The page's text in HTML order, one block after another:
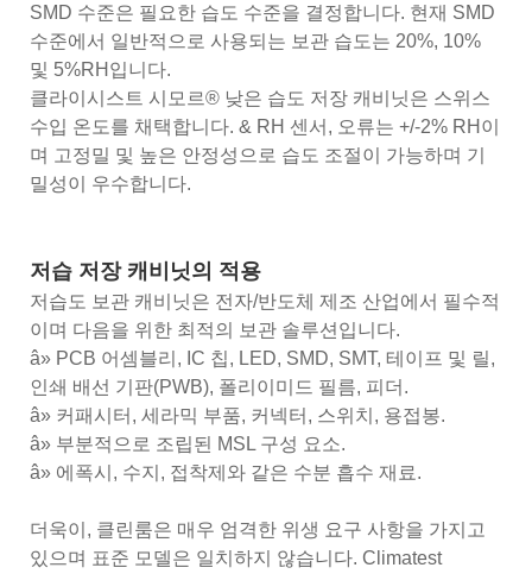
SMD 수준은 필요한 습도 수준을 결정합니다. 현재 SMD
수준에서 일반적으로 사용되는 보관 습도는 20%, 10%
및 5%RH입니다.
클라이시스트 시모르® 낮은 습도 저장 캐비닛은 스위스
수입 온도를 채택합니다. & RH 센서, 오류는 +/-2% RH이
며 고정밀 및 높은 안정성으로 습도 조절이 가능하며 기
밀성이 우수합니다.
저습 저장 캐비닛의 적용
저습도 보관 캐비닛은 전자/반도체 제조 산업에서 필수적
이며 다음을 위한 최적의 보관 솔루션입니다.
â» PCB 어셈블리, IC 칩, LED, SMD, SMT, 테이프 및 릴,
인쇄 배선 기판(PWB), 폴리이미드 필름, 피더.
â» 커패시터, 세라믹 부품, 커넥터, 스위치, 용접봉.
â» 부분적으로 조립된 MSL 구성 요소.
â» 에폭시, 수지, 접착제와 같은 수분 흡수 재료.
더욱이, 클린룸은 매우 엄격한 위생 요구 사항을 가지고
있으며 표준 모델은 일치하지 않습니다. Climatest